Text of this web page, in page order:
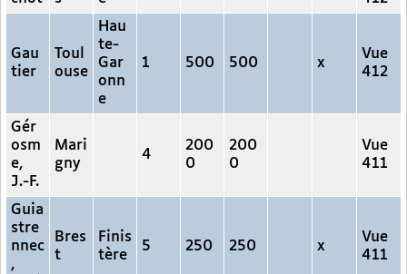
Gau
tier
Toul
ouse
Hau
te-
Gar
onn
e
1 500 500 x
Vue
412
Gér
osm
e,
J.-F.
Mari
gny
4
200
0
200
0
Vue
411
Guia
stre
nnec
,
Bres
t
Finis
tère
5 250 250 x
Vue
411